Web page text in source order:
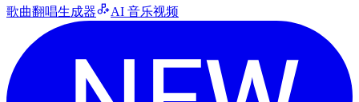
歌曲翻唱生成器
AI 音乐视频